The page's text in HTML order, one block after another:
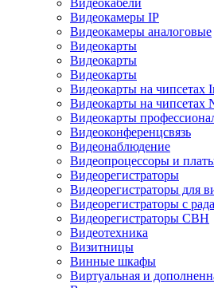
Видеокамеры IP
Видеокамеры аналоговые
Видеокарты
Видеокарты
Видеокарты
Видеокарты на чипсетах
Видеокарты на чипсетах
Видеокарты
Видеоконференцсвязь
Видеонаблюдение
Видеопроцессоры и
Видеорегистраторы
Видеорегистраторы для
Видеорегистраторы с
Видеорегистраторы СВН
Видеотехника
Визитницы
Винные шкафы
Виртуальная и